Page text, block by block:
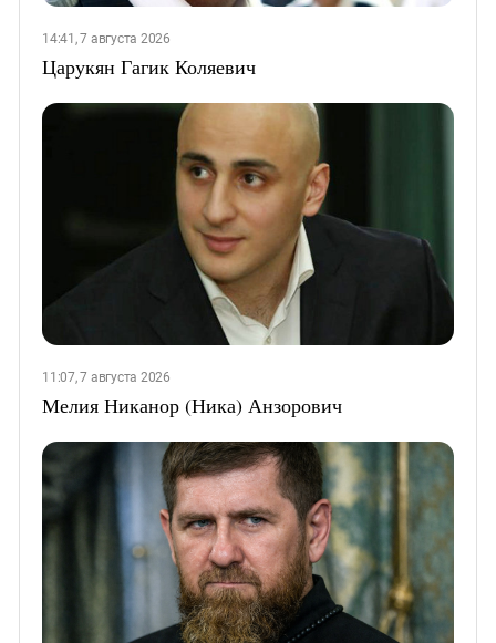
14:41, 7 августа 2026
Царукян Гагик Коляевич
11:07, 7 августа 2026
Мелия Никанор (Ника) Анзорович